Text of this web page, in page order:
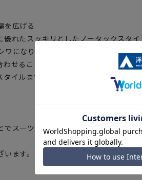
を広げる
れたスッキリとしたノータックスタイ
ワになりずらく、様々な通勤スタイルに
せることできちっとしたスーツスタイ
イルまで、様々な通勤スタイルをお楽
スーツとして着用いただけます。
ます。